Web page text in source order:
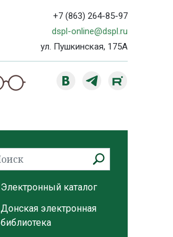
+7 (863) 264-85-97
dspl-online@dspl.ru
ул. Пушкинская, 175А
Электронный каталог
Донская электронная
библиотека